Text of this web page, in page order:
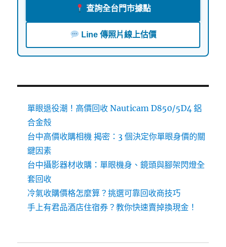
查詢全台門市據點
Line 傳照片線上估價
單眼退役潮！高價回收 Nauticam D850/5D4 鋁
合金殼
台中高價收購相機 揭密：3 個決定你單眼身價的關
鍵因素
台中攝影器材收購：單眼機身、鏡頭與腳架閃燈全
套回收
冷氣收購價格怎麼算？挑選可靠回收商技巧
手上有君品酒店住宿券？教你快速賣掉換現金！